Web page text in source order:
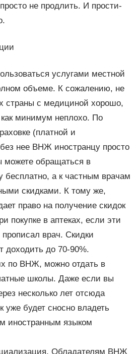
не продлить. И прости-
услугами местной
объеме. К сожалению, не
страны с медициной хорошо,
минимум неплохо. По
(платной и
нее ВНЖ иностранцу просто
можете обращаться в
бесплатно, а к частным врачам
скидками. К тому же,
право на получение скидок
покупке в аптеках, если эти
врач. Скидки
доходить до 70-90%.
по ВНЖ, можно отдать в
школы. Даже если вы
несколько лет отсюда
уже будет сносно владеть
иностранным языком
Обладателям ВНЖ